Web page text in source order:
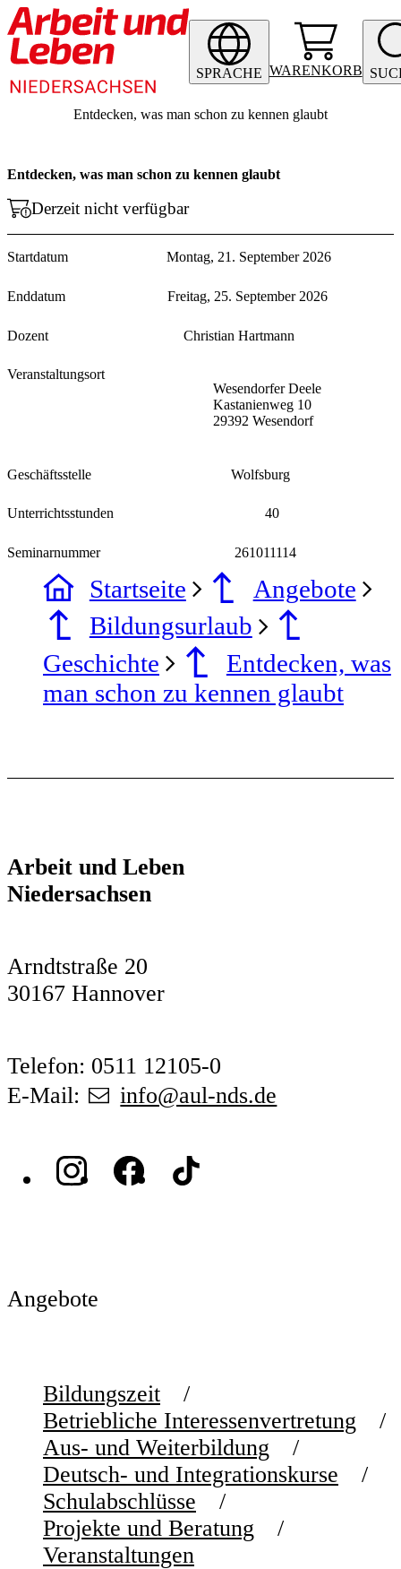
SPRACHE WARENKORB
Entdecken, was man schon zu kennen glaubt
Entdecken, was man schon zu kennen glaubt
Derzeit nicht verfügbar
Startdatum Montag, 21. September 2026
Enddatum Freitag, 25. September 2026
Dozent Christian Hartmann
Veranstaltungsort
Wesendorfer Deele
Kastanienweg 10
29392 Wesendorf
Geschäftsstelle Wolfsburg
Unterrichtsstunden 40
Seminarnummer 261011114
Startseite
Angebote
Bildungsurlaub
Geschichte
Entdecken, was
man schon zu kennen glaubt
Arbeit und Leben
Niedersachsen
Arndtstraße 20
30167 Hannover
Telefon: 0511 12105-0
E-Mail:
info@aul-nds.de
Angebote
Bildungszeit
Betriebliche Interessenvertretung
Aus- und Weiterbildung
Deutsch- und Integrationskurse
Schulabschlüsse
Projekte und Beratung
Veranstaltungen